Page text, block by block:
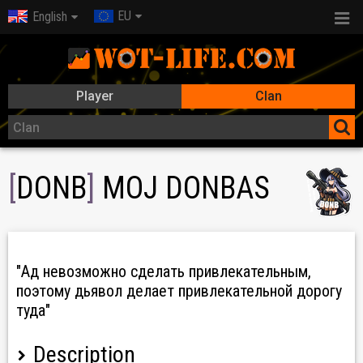
English EU
Player Clan
DONB MOJ DONBAS
"Ад невозможно сделать привлекательным,
поэтому дьявол делает привлекательной дорогу
туда"
Description